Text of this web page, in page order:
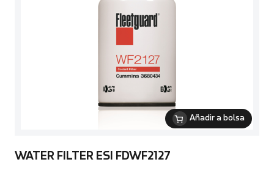
Añadir a bolsa
WATER FILTER ESI FDWF2127